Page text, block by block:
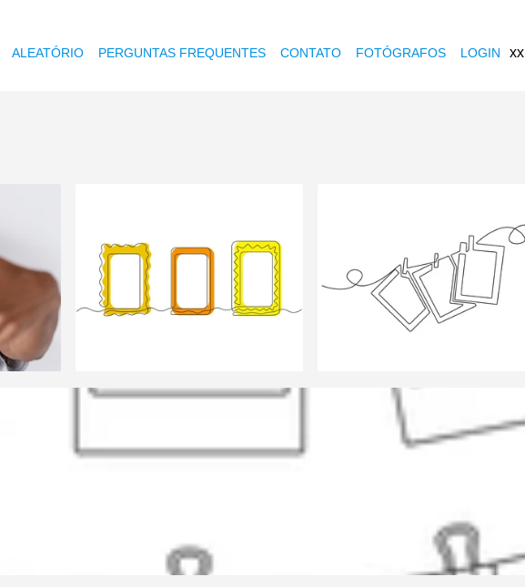
ALEATÓRIO PERGUNTAS FREQUENTES CONTATO FOTÓGRAFOS LOGIN xx